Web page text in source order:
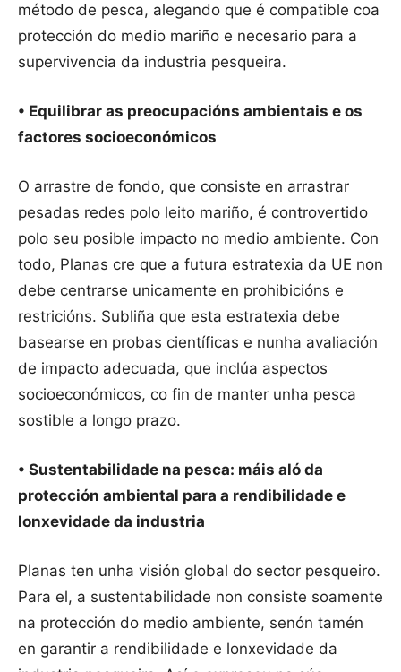
método de pesca, alegando que é compatible coa
protección do medio mariño e necesario para a
supervivencia da industria pesqueira.
• Equilibrar as preocupacións ambientais e os
factores socioeconómicos
O arrastre de fondo, que consiste en arrastrar
pesadas redes polo leito mariño, é controvertido
polo seu posible impacto no medio ambiente. Con
todo, Planas cre que a futura estratexia da UE non
debe centrarse unicamente en prohibicións e
restricións. Subliña que esta estratexia debe
basearse en probas científicas e nunha avaliación
de impacto adecuada, que inclúa aspectos
socioeconómicos, co fin de manter unha pesca
sostible a longo prazo.
• Sustentabilidade na pesca: máis aló da
protección ambiental para a rendibilidade e
lonxevidade da industria
Planas ten unha visión global do sector pesqueiro.
Para el, a sustentabilidade non consiste soamente
na protección do medio ambiente, senón tamén
en garantir a rendibilidade e lonxevidade da